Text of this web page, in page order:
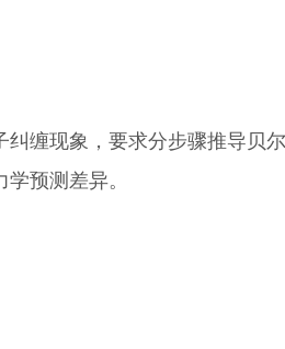
缠现象，要求分步骤推导贝
预测差异。